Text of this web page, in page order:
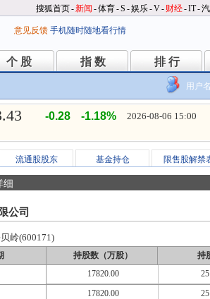
搜狐首页-新闻 -体育-S -娱乐-V- 财经-IT-
意见反馈 手机随时随地看行情
个 股
个 股 指 数
指 数 排 行
排 行
用户
-0.28 -1.18% 2026-08-06 15:00
流通股股东 基金持仓 限售股解禁
细
公司
岭(600171)
持股数（万股） 持
17820.00
17820.00